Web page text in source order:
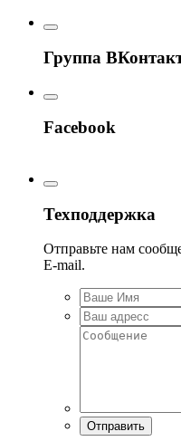
Группа
Facebook
Техподдержка
Отправьте нам
E-mail.
Отправить